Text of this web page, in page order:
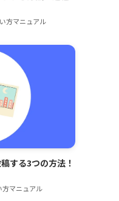
方マニュアル
する3つの方法！
マニュアル